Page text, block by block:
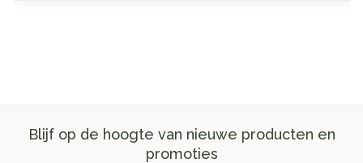
Blijf op de hoogte van nieuwe producten en
promoties